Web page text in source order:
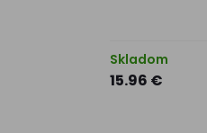
Skladom
15.96 €